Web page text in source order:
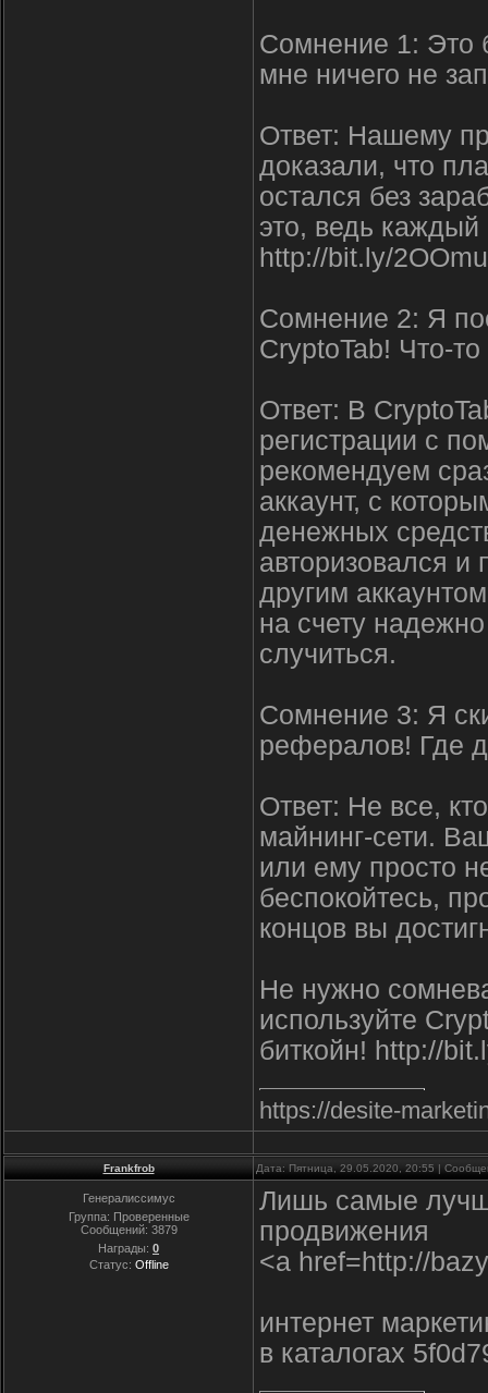
Сомнение 1: Это
мне ничего не
Ответ: Нашему
доказали, что
остался без
это, ведь каждый
http://bit.ly/
Сомнение 2: Я
CryptoTab! Что-
Ответ: В
регистрации с
рекомендуем
аккаунт, с
денежных
авторизовался и
другим
на счету
случиться.
Сомнение 3: Я
рефералов! Где
Ответ: Не все,
майнинг-сети.
или ему просто
беспокойтесь,
концов вы
Не нужно
используйте
биткойн! http://
https://desite-
Frankfrob Дата: Пятница, 29.05.2020, 20:55 |
Генералиссимус
Группа: Проверенные
Сообщений: 3879
Награды: 0
Статус: Offline
Лишь самые
продвижения
<a href=http://
интернет
в каталогах